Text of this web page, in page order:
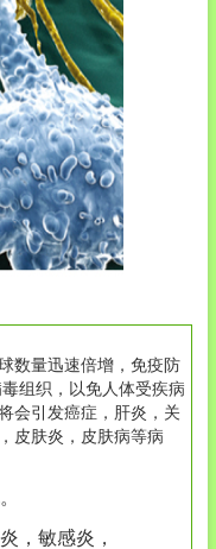
数量迅速倍增，免疫防
组织，以免人体受疾病
会引发癌症，肝炎，关
皮肤炎，皮肤病等病
，敏感炎，